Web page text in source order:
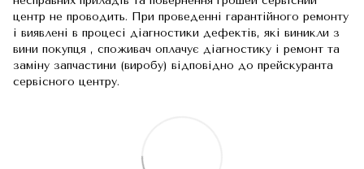
центр не проводить. При проведенні гарантійного ремонту
і виявлені в процесі діагностики дефектів, які виникли з
вини покупця , споживач оплачує діагностику і ремонт та
заміну запчастини (виробу) відповідно до прейскуранта
сервісного центру.